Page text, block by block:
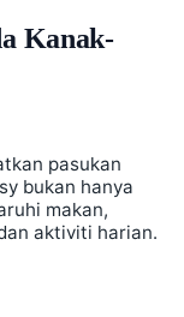
Kanak-
pasukan
bukan hanya
makan,
aktiviti harian.